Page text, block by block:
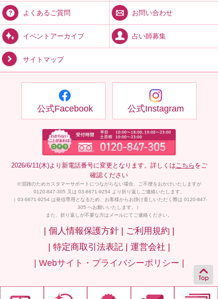
よくあるご質問 お問い合わせ
イベントアーカイブ 占い師募集
サイトマップ
公式Facebook 公式Instagram
2026/6/11(木)より新電話番号に変更となります。詳しくは こちら をご
確認ください
※混雑のためカスタマーサポートにつながらない場合、ご不便をおかけいたしますが
0120-847-305 又は 03-6671-9254 より折り返しご連絡いたします。
（ 03-6671-9254 は発信専用となるため、お客様からお掛け直しいただく際は 0120-847-
305 へお願いいたします。）
また、折り返しが不要な方はメールにてご連絡ください。
| 個人情報保護方針 | ご利用規約 |
| 特定商取引法表記 | 運営会社 |
| Webサイト・プライバシーポリシー |